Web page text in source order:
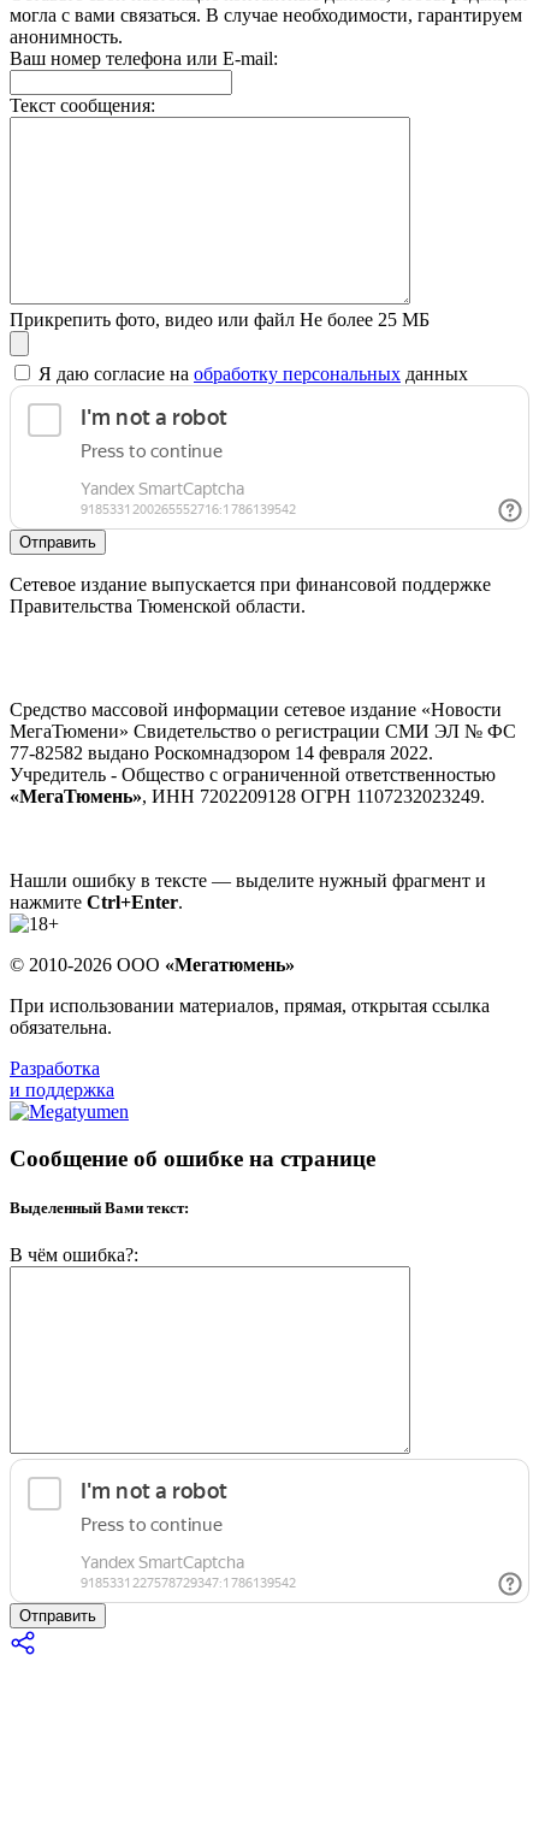
могла с вами связаться. В случае необходимости, гарантируем
анонимность.
Ваш номер телефона или E-mail:
Текст сообщения:
Прикрепить фото, видео или файл Не более 25 МБ
Я даю согласие на обработку персональных данных
Отправить
Сетевое издание выпускается при финансовой поддержке
Правительства Тюменской области.
Средство массовой информации сетевое издание «Новости
МегаТюмени» Свидетельство о регистрации СМИ ЭЛ № ФС
77-82582 выдано Роскомнадзором 14 февраля 2022.
Учредитель - Общество с ограниченной ответственностью
«МегаТюмень», ИНН 7202209128 ОГРН 1107232023249.
Нашли ошибку в тексте — выделите нужный фрагмент и
нажмите Ctrl+Enter.
© 2010-2026 ООО «Мегатюмень»
При использовании материалов, прямая, открытая ссылка
обязательна.
Разработка
и поддержка
Сообщение об ошибке на странице
Выделенный Вами текст:
В чём ошибка?:
Отправить